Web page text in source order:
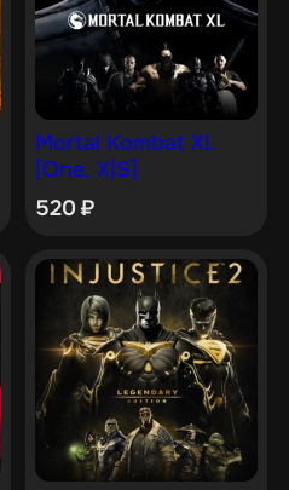
Mortal Kombat XL
[One, X|S]
520₽